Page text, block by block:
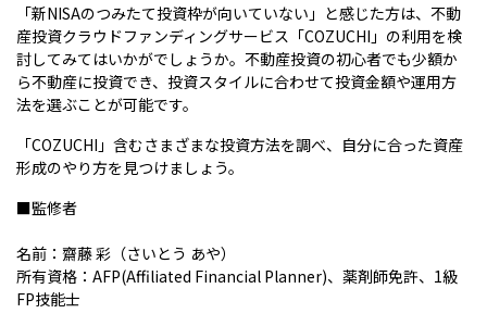
「新NISAのつみたて投資枠が向いていない」と感じた方は、不動
産投資クラウドファンディングサービス「COZUCHI」の利用を検
討してみてはいかがでしょうか。不動産投資の初心者でも少額か
ら不動産に投資でき、投資スタイルに合わせて投資金額や運用方
法を選ぶことが可能です。
「COZUCHI」含むさまざまな投資方法を調べ、自分に合った資産
形成のやり方を見つけましょう。
■監修者
名前：齋藤 彩（さいとう あや）
所有資格：AFP(Affiliated Financial Planner)、薬剤師免許、1級
FP技能士